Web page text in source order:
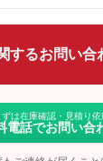
するお問い合
ずは在庫確認・見積り依
電話でお問い合